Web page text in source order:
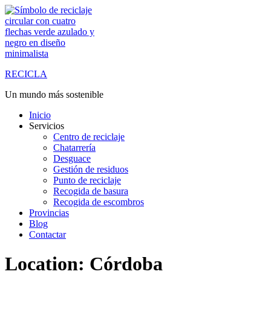
Saltar
al
contenido
RECICLA
Un mundo más sostenible
Inicio
Servicios
Centro de reciclaje
Chatarrería
Desguace
Gestión de residuos
Punto de reciclaje
Recogida de basura
Recogida de escombros
Provincias
Blog
Contactar
Location: Córdoba